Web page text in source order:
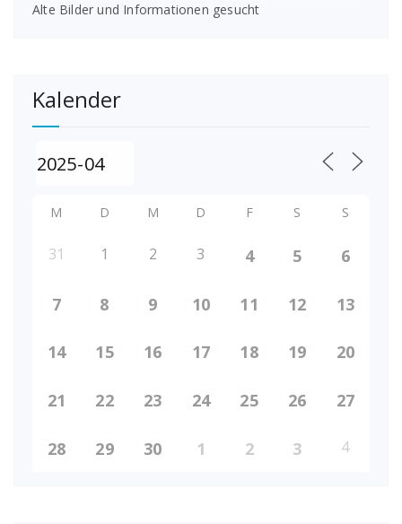
Alte Bilder und Informationen gesucht
Kalender
M D M D F S S
31 1 2 3 4 5 6
7 8 9 10 11 12 13
14 15 16 17 18 19 20
21 22 23 24 25 26 27
28 29 30 1 2 3 4